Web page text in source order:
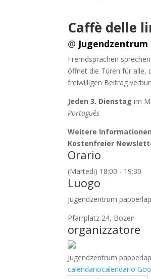
Caffè delle
@
Fremdsprachen
öffnet die Türen für alle,
freiwilligen Beitrag
Jeden 3. Dienstag im
Português
Weitere
Kostenfreier
Orario
(Martedi) 18:00 - 19:30
Luogo
Jugendzentrum
Pfarrplatz 24, Bozen
organizzatore
Jugendzentrum
calendariocalendario